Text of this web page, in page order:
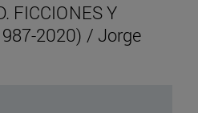
FICCIONES Y
2020) / Jorge